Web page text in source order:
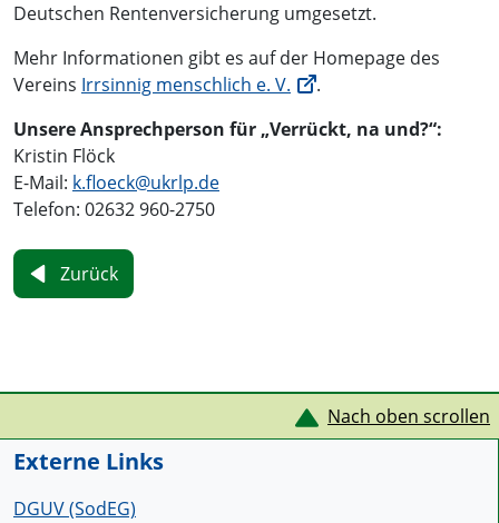
Deutschen Rentenversicherung umgesetzt.
Mehr Informationen gibt es auf der Homepage des
Vereins Irrsinnig menschlich e. V.
.
Unsere Ansprechperson für „Verrückt, na und?“:
Kristin Flöck
E-Mail: k.floeck@ukrlp.de
Telefon: 02632 960-2750
Zurück
Service Informationen Nach oben scrollen
Externe Links
DGUV (SodEG)